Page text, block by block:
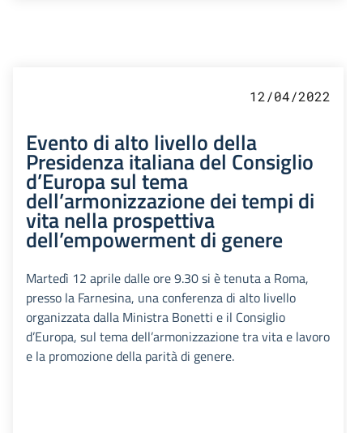
12/04/2022
Evento di alto livello della
Presidenza italiana del Consiglio
d’Europa sul tema
dell’armonizzazione dei tempi di
vita nella prospettiva
dell’empowerment di genere
Martedì 12 aprile dalle ore 9.30 si è tenuta a Roma,
presso la Farnesina, una conferenza di alto livello
organizzata dalla Ministra Bonetti e il Consiglio
d’Europa, sul tema dell’armonizzazione tra vita e lavoro
e la promozione della parità di genere.